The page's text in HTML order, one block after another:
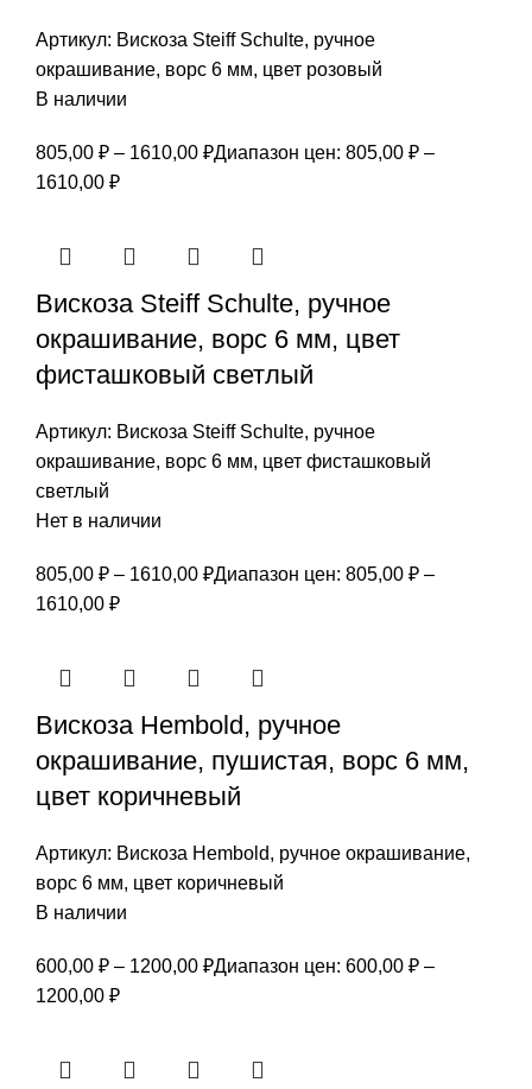
Артикул: Вискоза Steiff Schulte, ручное
окрашивание, ворс 6 мм, цвет розовый
В наличии
805,00 ₽ – 1610,00 ₽Диапазон цен: 805,00 ₽ –
1610,00 ₽
Вискоза Steiff Schulte, ручное
окрашивание, ворс 6 мм, цвет
фисташковый светлый
Артикул: Вискоза Steiff Schulte, ручное
окрашивание, ворс 6 мм, цвет фисташковый
светлый
Нет в наличии
805,00 ₽ – 1610,00 ₽Диапазон цен: 805,00 ₽ –
1610,00 ₽
Вискоза Hembold, ручное
окрашивание, пушистая, ворс 6 мм,
цвет коричневый
Артикул: Вискоза Hembold, ручное окрашивание,
ворс 6 мм, цвет коричневый
В наличии
600,00 ₽ – 1200,00 ₽Диапазон цен: 600,00 ₽ –
1200,00 ₽